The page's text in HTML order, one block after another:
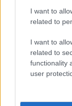
I want to
related to
I want to
related to
functionality
user
Τι σημαίνουν